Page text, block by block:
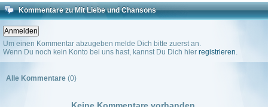
Kommentare zu Mit Liebe und Chansons
Um einen Kommentar abzugeben melde Dich bitte zuerst an.
Wenn Du noch kein Konto bei uns hast, kannst Du Dich hier registrieren.
Alle Kommentare (0)